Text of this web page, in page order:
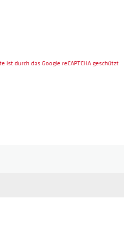
ist durch das Google reCAPTCHA geschützt